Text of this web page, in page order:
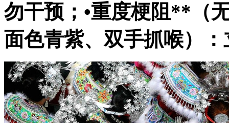
勿干预；•重度梗阻**（
面色青紫、双手抓喉）